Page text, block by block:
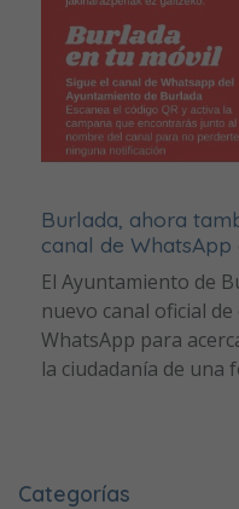
Burlada, ahora
canal de
El Ayuntamiento de
nuevo canal oficial
WhatsApp para
la ciudadanía de una
Categorías